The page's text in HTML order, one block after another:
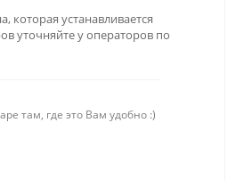
которая устанавливается
уточняйте у операторов по
там, где это Вам удобно :)